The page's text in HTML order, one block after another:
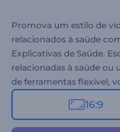
Promova um estilo de
relacionados à saúde
Explicativas de Saúde.
relacionadas à saúde ou
de ferramentas flexível,
enorme biblioteca de
os suportes de texto,
16:9